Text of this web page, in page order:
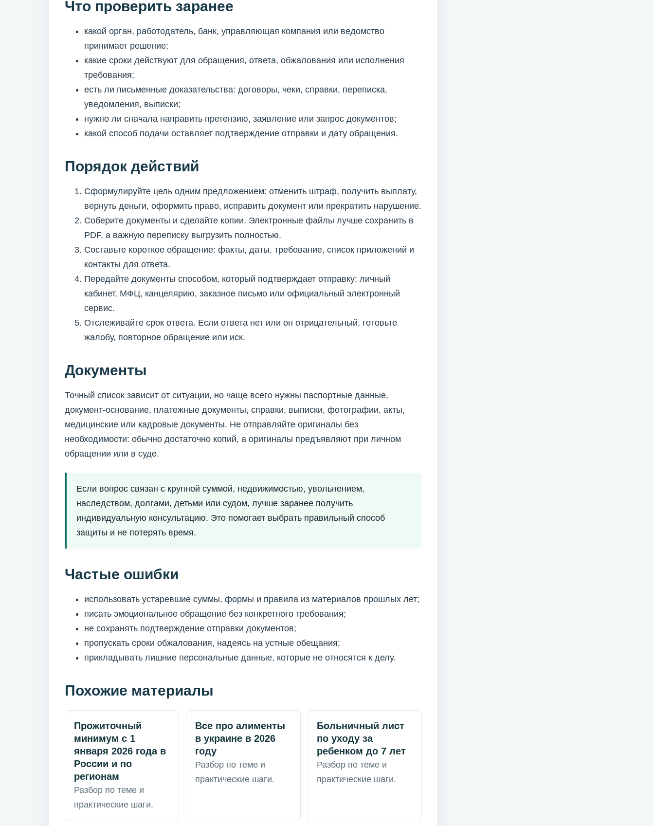
Что проверить заранее
какой орган, работодатель, банк, управляющая компания или ведомство
принимает решение;
какие сроки действуют для обращения, ответа, обжалования или исполнения
требования;
есть ли письменные доказательства: договоры, чеки, справки, переписка,
уведомления, выписки;
нужно ли сначала направить претензию, заявление или запрос документов;
какой способ подачи оставляет подтверждение отправки и дату обращения.
Порядок действий
Сформулируйте цель одним предложением: отменить штраф, получить выплату,
вернуть деньги, оформить право, исправить документ или прекратить нарушение.
Соберите документы и сделайте копии. Электронные файлы лучше сохранить в
PDF, а важную переписку выгрузить полностью.
Составьте короткое обращение: факты, даты, требование, список приложений и
контакты для ответа.
Передайте документы способом, который подтверждает отправку: личный
кабинет, МФЦ, канцелярию, заказное письмо или официальный электронный
сервис.
Отслеживайте срок ответа. Если ответа нет или он отрицательный, готовьте
жалобу, повторное обращение или иск.
Документы
Точный список зависит от ситуации, но чаще всего нужны паспортные данные,
документ-основание, платежные документы, справки, выписки, фотографии, акты,
медицинские или кадровые документы. Не отправляйте оригиналы без
необходимости: обычно достаточно копий, а оригиналы предъявляют при личном
обращении или в суде.
Если вопрос связан с крупной суммой, недвижимостью, увольнением,
наследством, долгами, детьми или судом, лучше заранее получить
индивидуальную консультацию. Это помогает выбрать правильный способ
защиты и не потерять время.
Частые ошибки
использовать устаревшие суммы, формы и правила из материалов прошлых лет;
писать эмоциональное обращение без конкретного требования;
не сохранять подтверждение отправки документов;
пропускать сроки обжалования, надеясь на устные обещания;
прикладывать лишние персональные данные, которые не относятся к делу.
Похожие материалы
Прожиточный
минимум с 1
января 2026 года в
России и по
регионам
Разбор по теме и
практические шаги.
Все про алименты
в украине в 2026
году
Разбор по теме и
практические шаги.
Больничный лист
по уходу за
ребенком до 7 лет
Разбор по теме и
практические шаги.